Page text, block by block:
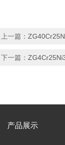
上一篇：
下一篇：
产品展示